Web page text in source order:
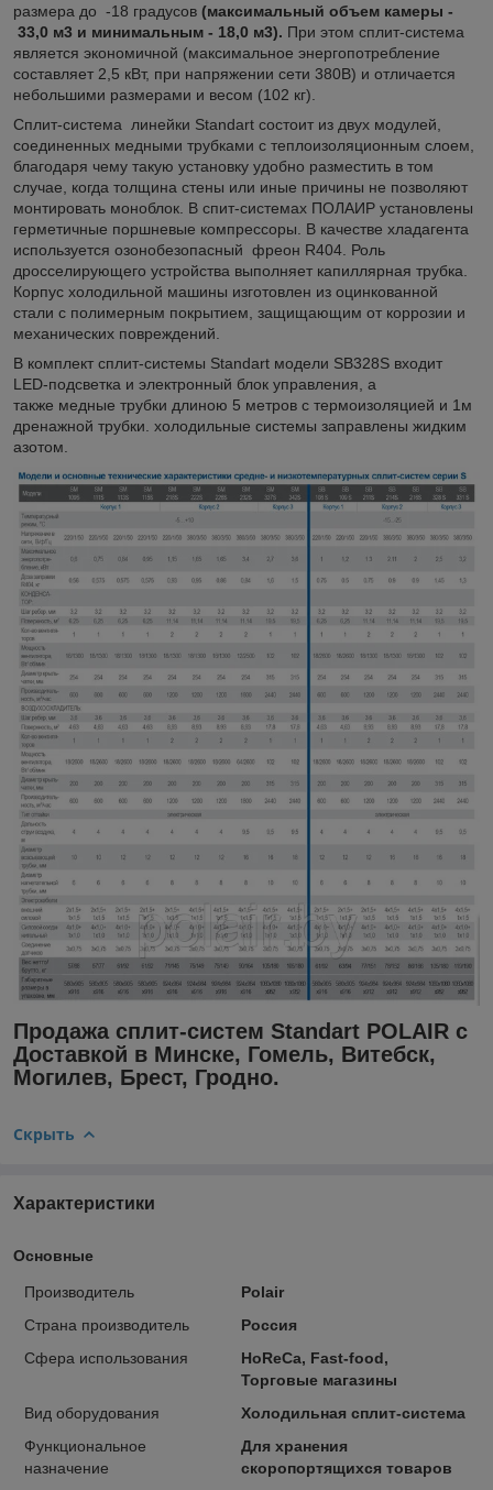
размера до -18 градусов (максимальный объем камеры -
33,0 м3 и минимальным - 18,0 м3). При этом сплит-система
является экономичной (максимальное энергопотребление
составляет 2,5 кВт, при напряжении сети 380В) и отличается
небольшими размерами и весом (102 кг).
Сплит-система линейки Standart состоит из двух модулей,
соединенных медными трубками с теплоизоляционным слоем,
благодаря чему такую установку удобно разместить в том
случае, когда толщина стены или иные причины не позволяют
монтировать моноблок. В спит-системах ПОЛАИР установлены
герметичные поршневые компрессоры. В качестве хладагента
используется озонобезопасный фреон R404. Роль
дросселирующего устройства выполняет капиллярная трубка.
Корпус холодильной машины изготовлен из оцинкованной
стали с полимерным покрытием, защищающим от коррозии и
механических повреждений.
В комплект сплит-системы Standart модели SВ328S входит
LED-подсветка и электронный блок управления, а
также медные трубки длиною 5 метров с термоизоляцией и 1м
дренажной трубки. холодильные системы заправлены жидким
азотом.
Продажа сплит-систем Standart POLAIR с
Доставкой в Минске, Гомель, Витебск,
Могилев, Брест, Гродно.
Скрыть
Характеристики
Основные
Производитель
Polair
Страна производитель
Россия
Сфера использования
HoReCa, Fast-food,
Торговые магазины
Вид оборудования
Холодильная сплит-система
Функциональное
назначение
Для хранения
скоропортящихся товаров